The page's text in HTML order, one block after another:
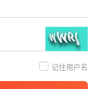
记住用户名